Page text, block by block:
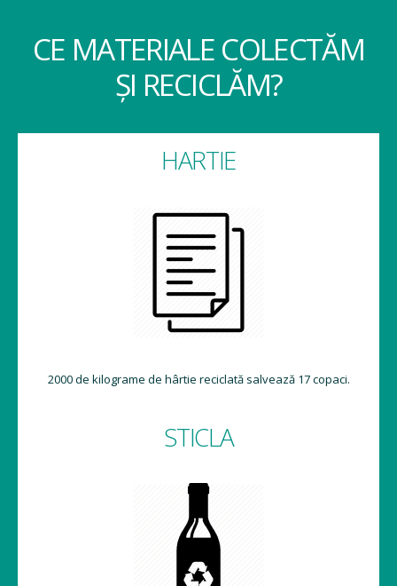
CE MATERIALE COLECTĂM
ȘI RECICLĂM?
HARTIE
2000 de kilograme de hârtie reciclată salvează 17 copaci.
STICLA